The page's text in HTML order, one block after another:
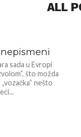
ALL
sada u Evropi
što možda
nešto